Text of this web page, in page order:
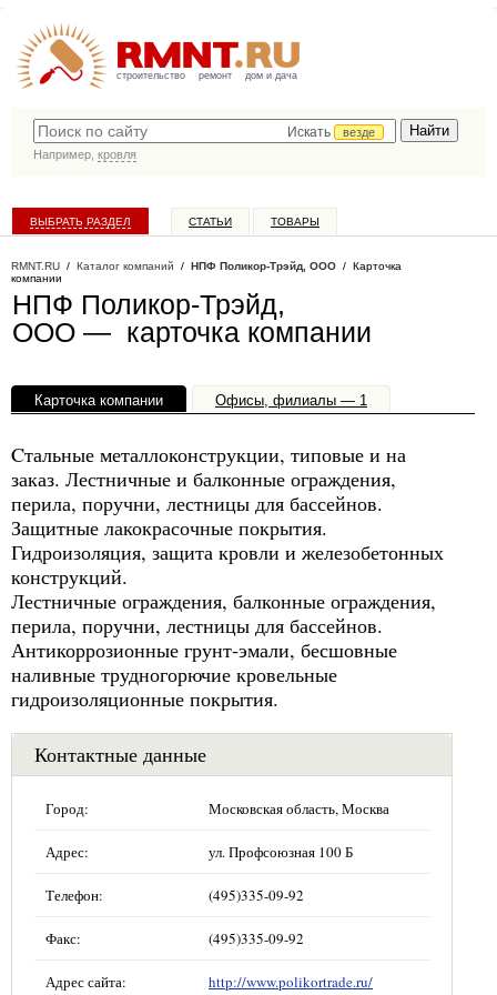
строительство ремонт дом и дача
Искать
везде
Например, кровля
ВЫБРАТЬ РАЗДЕЛ СТАТЬИ ТОВАРЫ
RMNT.RU / Каталог компаний / НПФ Поликор-Трэйд, ООО / Карточка
компании
НПФ Поликор-Трэйд,
ООО — карточка компании
Карточка компании Офисы, филиалы — 1
Cтальные металлоконструкции, типовые и на
заказ. Лестничные и балконные ограждения,
перила, поручни, лестницы для бассейнов.
Защитные лакокрасочные покрытия.
Гидроизоляция, защита кровли и железобетонных
конструкций.
Лестничные ограждения, балконные ограждения,
перила, поручни, лестницы для бассейнов.
Антикоррозионные грунт-эмали, бесшовные
наливные трудногорючие кровельные
гидроизоляционные покрытия.
Контактные данные
Город: Московская область, Москва
Адрес: ул. Профсоюзная 100 Б
Телефон: (495)335-09-92
Факс: (495)335-09-92
Адрес сайта: http://www.polikortrade.ru/